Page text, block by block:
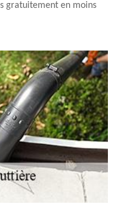
gratuitement en moins